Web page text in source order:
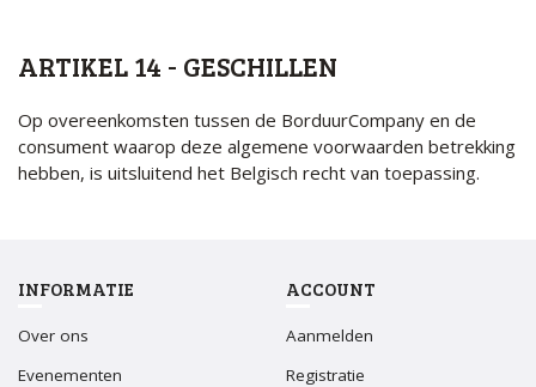
ARTIKEL 14 - GESCHILLEN
Op overeenkomsten tussen de BorduurCompany en de
consument waarop deze algemene voorwaarden betrekking
hebben, is uitsluitend het Belgisch recht van toepassing.
INFORMATIE
Over ons
Evenementen
ACCOUNT
Aanmelden
Registratie